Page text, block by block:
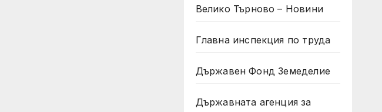
Велико Търново – Новини
Главна инспекция по труда
Държавен Фонд Земеделие
Държавната агенция за